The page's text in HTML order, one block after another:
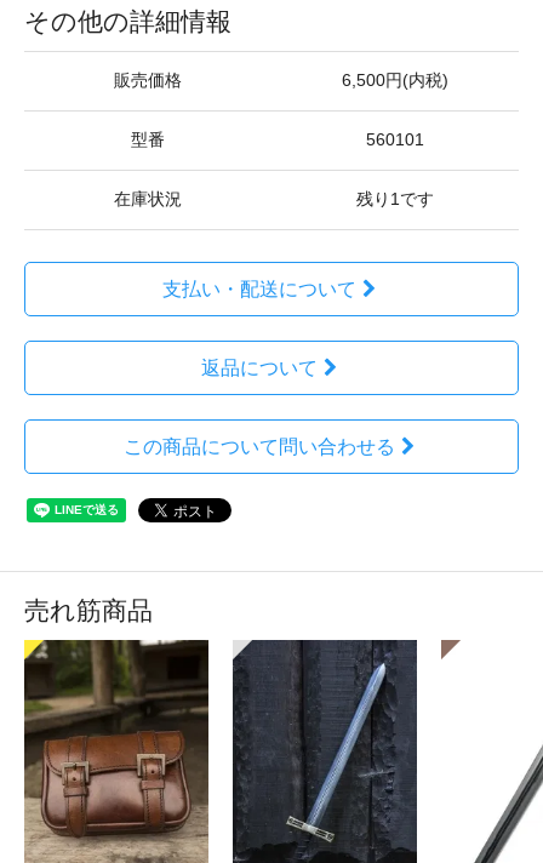
その他の詳細情報
販売価格 6,500円(内税)
型番 560101
在庫状況 残り1です
支払い・配送について
返品について
この商品について問い合わせる
売れ筋商品